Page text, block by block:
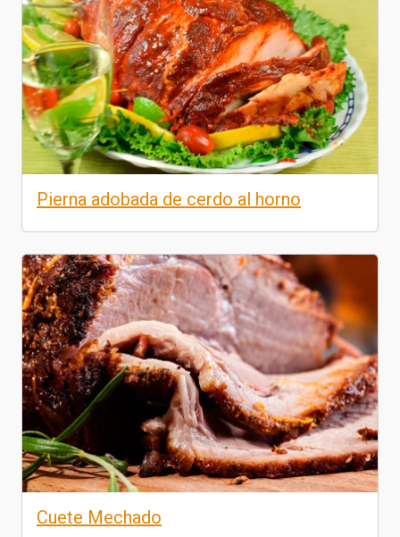
Pierna adobada de cerdo al horno
Cuete Mechado